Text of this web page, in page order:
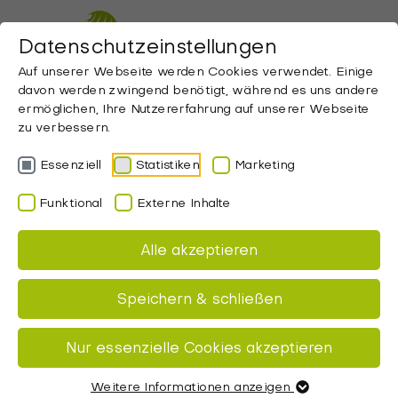
ZUM HAUPTINHALT SPRINGEN
Startseite Lifestyle
Blog
Das richtige Vorzelt für dein Reisemobil
Datenschutzeinstellungen
Auf unserer Webseite werden Cookies verwendet. Einige
davon werden zwingend benötigt, während es uns andere
ermöglichen, Ihre Nutzererfahrung auf unserer Webseite
zu verbessern.
Essenziell Statistiken Marketing
Funktional Externe Inhalte
Alle akzeptieren
Speichern & schließen
Nur essenzielle Cookies akzeptieren
Weitere Informationen anzeigen